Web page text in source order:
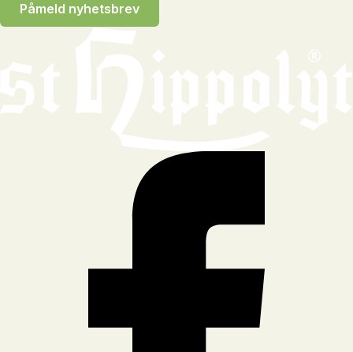
Påmeld nyhetsbrev